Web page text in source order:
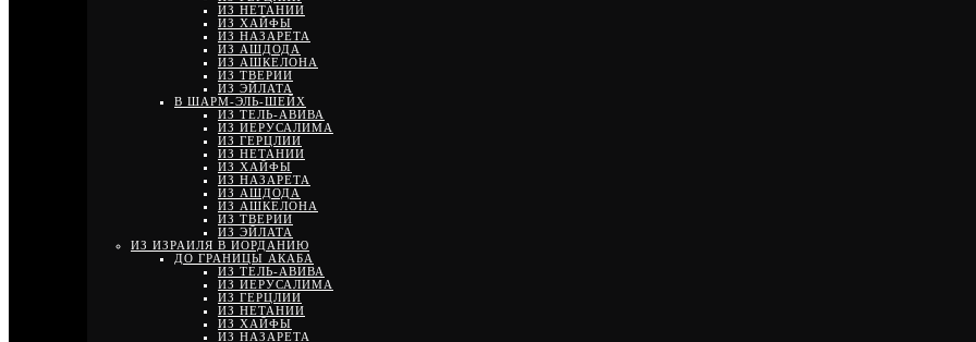
ИЗ НЕТАНИИ
ИЗ ХАЙФЫ
ИЗ НАЗАРЕТА
ИЗ АШДОДА
ИЗ АШКЕЛОНА
ИЗ ТВЕРИИ
ИЗ ЭЙЛАТА
В ШАРМ-ЭЛЬ-ШЕЙХ
ИЗ ТЕЛЬ-АВИВА
ИЗ ИЕРУСАЛИМА
ИЗ ГЕРЦЛИИ
ИЗ НЕТАНИИ
ИЗ ХАЙФЫ
ИЗ НАЗАРЕТА
ИЗ АШДОДА
ИЗ АШКЕЛОНА
ИЗ ТВЕРИИ
ИЗ ЭЙЛАТА
ИЗ ИЗРАИЛЯ В ИОРДАНИЮ
ДО ГРАНИЦЫ АКАБА
ИЗ ТЕЛЬ-АВИВА
ИЗ ИЕРУСАЛИМА
ИЗ ГЕРЦЛИИ
ИЗ НЕТАНИИ
ИЗ ХАЙФЫ
ИЗ НАЗАРЕТА